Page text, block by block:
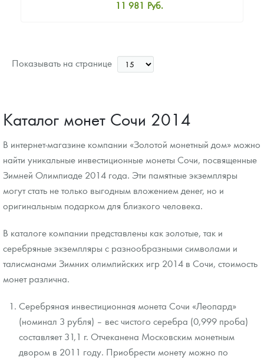
11 981 Руб.
Цена выкупа
Звоните
Показывать на странице
Каталог монет Сочи 2014
В интернет-магазине компании «Золотой монетный дом» можно
найти уникальные инвестиционные монеты Сочи, посвященные
Зимней Олимпиаде 2014 года. Эти памятные экземпляры
могут стать не только выгодным вложением денег, но и
оригинальным подарком для близкого человека.
В каталоге компании представлены как золотые, так и
серебряные экземпляры с разнообразными символами и
талисманами Зимних олимпийских игр 2014 в Сочи, стоимость
монет различна.
Серебряная инвестиционная монета Сочи «Леопард»
(номинал 3 рубля) – вес чистого серебра (0,999 проба)
составляет 31,1 г. Отчеканена Московским монетным
двором в 2011 году. Приобрести монету можно по